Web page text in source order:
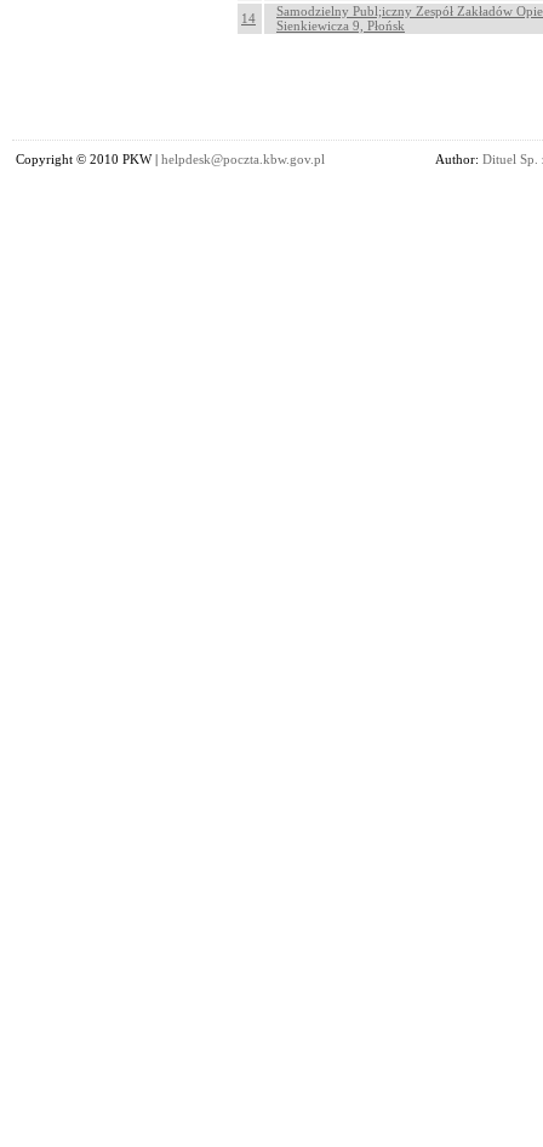
14
Samodzielny Publ;iczny Zespół Zakładów
Sienkiewicza 9, Płońsk
Copyright © 2010 PKW | helpdesk@poczta.kbw.gov.pl Author: Dituel Sp.